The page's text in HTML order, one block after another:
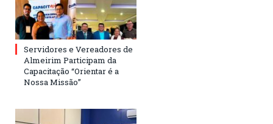
Servidores e Vereadores de
Almeirim Participam da
Capacitação “Orientar é a
Nossa Missão”